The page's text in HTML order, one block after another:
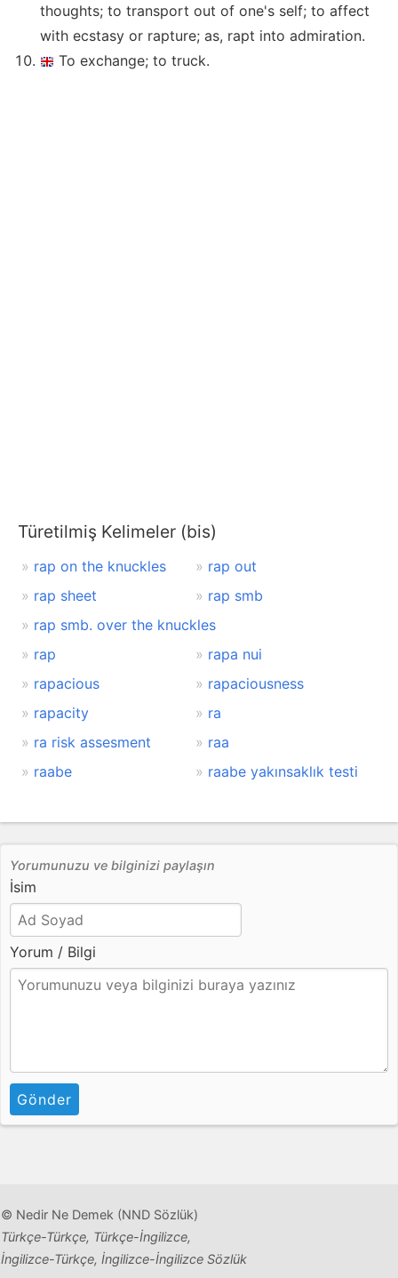
thoughts; to transport out of one's self; to affect
with ecstasy or rapture; as, rapt into admiration.
To exchange; to truck.
Türetilmiş Kelimeler (bis)
rap on the knuckles
rap out
rap sheet
rap smb
rap smb. over the knuckles
rap
rapa nui
rapacious
rapaciousness
rapacity
ra
ra risk assesment
raa
raabe
raabe yakınsaklık testi
Yorumunuzu ve bilginizi paylaşın
İsim
Yorum / Bilgi
Gönder
© Nedir Ne Demek (NND Sözlük)
Türkçe-Türkçe, Türkçe-İngilizce,
İngilizce-Türkçe, İngilizce-İngilizce Sözlük